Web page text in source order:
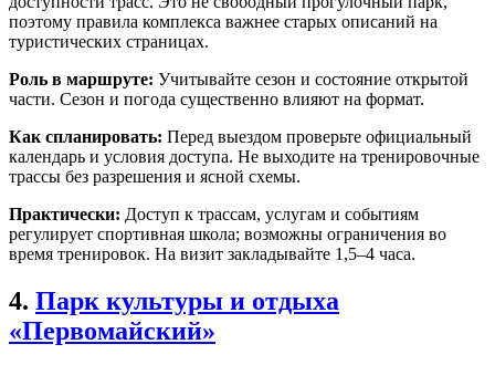
поэтому правила комплекса важнее старых описаний на
туристических страницах.
Роль в маршруте: Учитывайте сезон и состояние открытой
части. Сезон и погода существенно влияют на формат.
Как спланировать: Перед выездом проверьте официальный
календарь и условия доступа. Не выходите на тренировочные
трассы без разрешения и ясной схемы.
Практически: Доступ к трассам, услугам и событиям
регулирует спортивная школа; возможны ограничения во
время тренировок. На визит закладывайте 1,5–4 часа.
4. Парк культуры и отдыха
«Первомайский»